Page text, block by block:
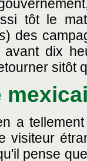
tôt le
) des
avant dix
sitôt
a
visiteur
pense